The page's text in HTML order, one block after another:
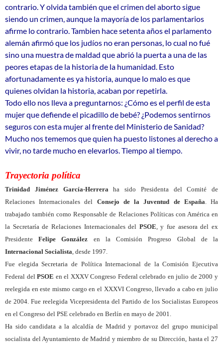
contrario. Y olvida también que el crimen del aborto sigue
siendo un crimen, aunque la mayoría de los parlamentarios
afirme lo contrario. Tambien hace setenta años el parlamento
alemán afirmó que los judíos no eran personas, lo cual no fué
sino una muestra de maldad que abrió la puerta a una de las
peores etapas de la historia de la humanidad. Esto
afortunadamente es ya historia, aunque lo malo es que
quienes olvidan la historia, acaban por repetirla.
Todo ello nos lleva a preguntarnos: ¿Cómo es el perfil de esta
mujer que defiende el picadillo de bebé? ¿Podemos sentirnos
seguros con esta mujer al frente del Ministerio de Sanidad?
Mucho nos tememos que quien ha puesto listones al derecho a
vivir, no tarde mucho en elevarlos. Tiempo al tiempo.
Trayectoria política
Trinidad Jiménez García-Herreraha sido Presidenta del Comité de
Relaciones Internacionales del Consejo de la Juventud de España. Ha
trabajado también como Responsable de Relaciones Políticas con América en
la Secretaría de Relaciones Internacionales del PSOE, y fue asesora del ex
PresidenteFelipe González en la Comisión Progreso Global de la
Internacional Socialista, desde 1997.
Fue elegida Secretaria de Política Internacional de la Comisión Ejecutiva
Federal delPSOE en el XXXV Congreso Federal celebrado en julio de 2000 y
reelegida en este mismo cargo en el XXXVI Congreso, llevado a cabo en julio
de 2004. Fue reelegida Vicepresidenta del Partido de los Socialistas Europeos
en el Congreso del PSE celebrado en Berlín en mayo de 2001.
Ha sido candidata a la alcaldía de Madrid y portavoz del grupo municipal
socialista del Ayuntamiento de Madrid y miembro de su Dirección, hasta el 27